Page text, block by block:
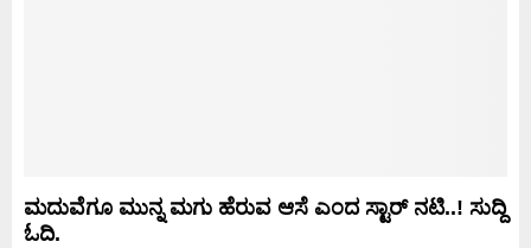
ಮದುವೆಗೂ ಮುನ್ನ ಮಗು ಹೆರುವ ಆಸೆ ಎಂದ ಸ್ಟಾರ್ ನಟಿ..! ಸುದ್ದಿ
ಓದಿ.